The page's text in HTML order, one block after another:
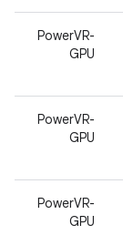
PowerVR-
GPU
PowerVR-
GPU
PowerVR-
GPU